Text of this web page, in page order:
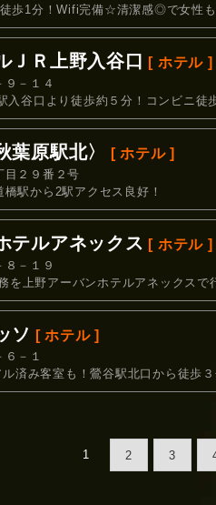
歩1分！Wifi完備☆清潔感◎で女性
ＪＲ上野入谷口 [ ホテル ]
－１４
谷口より徒歩約５分！コンビニ徒
葉原駅北〉 [ ホテル ]
目２９番２号
駅から2駅アクセス良好！
テルアネックス [ ホテル ]
－１９
を上野アーバンホテルアネックスで
ソ [ ホテル ]
－１
済み客室も！鶯谷駅北口から徒歩３
1 2 3